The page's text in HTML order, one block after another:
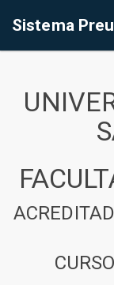
Sistema